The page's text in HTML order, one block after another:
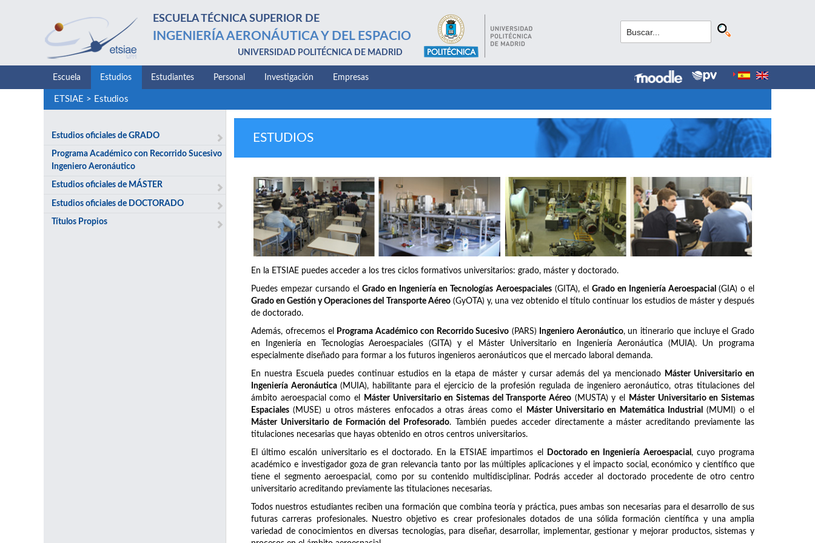
ESCUELA TÉCNICA SUPERIOR DE
INGENIERÍA AERONÁUTICA Y DEL ESPACIO
UNIVERSIDAD POLITÉCNICA DE MADRID
Escuela Estudios Estudiantes Personal Investigación Empresas
ETSIAE > Estudios
Estudios oficiales de GRADO
Programa Académico con Recorrido Sucesivo
Ingeniero Aeronáutico
Estudios oficiales de MÁSTER
Estudios oficiales de DOCTORADO
Títulos Propios
ESTUDIOS
En la ETSIAE puedes acceder a los tres ciclos formativos universitarios: grado, máster y doctorado.
Puedes empezar cursando elGrado en Ingeniería en Tecnologías Aeroespaciales(GITA), el Grado en Ingeniería Aeroespacial (GIA) o el
Grado en Gestión y Operaciones del Transporte Aéreo(GyOTA) y, una vez obtenido el título continuar los estudios de máster y después
de doctorado.
Además, ofrecemos el Programa Académico con Recorrido Sucesivo (PARS) Ingeniero Aeronáutico, un itinerario que incluye el Grado
en Ingeniería en Tecnologías Aeroespaciales (GITA) y el Máster Universitario en Ingeniería Aeronáutica (MUIA). Un programa
especialmente diseñado para formar a los futuros ingenieros aeronáuticos que el mercado laboral demanda.
En nuestra Escuela puedes continuar estudios en la etapa de máster y cursar además del ya mencionado Máster Universitario en
Ingeniería Aeronáutica (MUIA), habilitante para el ejercicio de la profesión regulada de ingeniero aeronáutico, otras titulaciones del
ámbito aeroespacial como el
Máster Universitario en Sistemas del Transporte Aéreo (MUSTA) y el
Máster Universitario en Sistemas
Espaciales (MUSE) u otros másteres enfocados a otras áreas como el Máster Universitario en Matemática Industrial
(MUMI) o el
Máster Universitario de Formación del Profesorado. También puedes acceder directamente a máster acreditando previamente las
titulaciones necesarias que hayas obtenido en otros centros universitarios.
El último escalón universitario es el doctorado. En la ETSIAE impartimos el Doctorado en Ingeniería Aeroespacial , cuyo programa
académico e investigador goza de gran relevancia tanto por las múltiples aplicaciones y el impacto social, económico y científico que
tiene el segmento aeroespacial, como por su contenido multidisciplinar. Podrás acceder al doctorado procedente de otro centro
universitario acreditando previamente las titulaciones necesarias.
Todos nuestros estudiantes reciben una formación que combina teoría y práctica, pues ambas son necesarias para el desarrollo de sus
futuras carreras profesionales. Nuestro objetivo es crear profesionales dotados de una sólida formación científica y una amplia
variedad de conocimientos en diversas tecnologías, para diseñar, desarrollar, implementar, gestionar y mejorar productos, sistemas y